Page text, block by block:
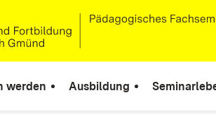
werden Ausbildung